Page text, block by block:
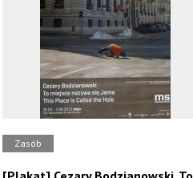
Zasób